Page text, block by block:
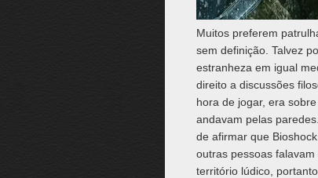
Muitos preferem
sem definição. Talvez
estranheza em igual
direito a discussões
hora de jogar, era
andavam pelas
de afirmar que
outras pessoas
território lúdico,